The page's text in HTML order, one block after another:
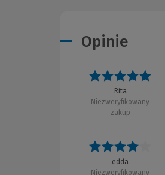
Opinie
Rita
Niezweryfikowany
zakup
edda
Niezweryfikowany